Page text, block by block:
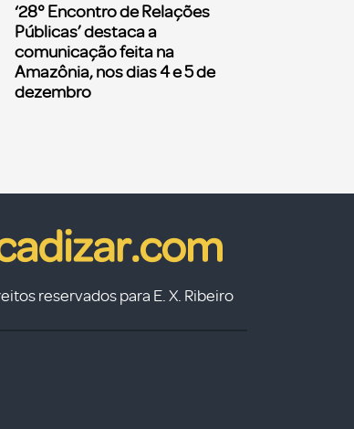
‘28° Encontro de Relações
Públicas’ destaca a
comunicação feita na
Amazônia, nos dias 4 e 5 de
dezembro
reservados para E. X. Ribeiro